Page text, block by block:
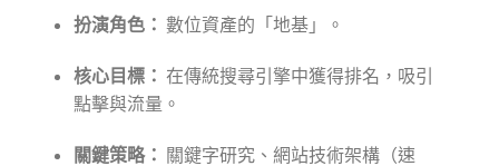
扮演角色： 數位資產的「地基」。
核心目標： 在傳統搜尋引擎中獲得排名，吸引
點擊與流量。
關鍵策略： 關鍵字研究、網站技術架構（速